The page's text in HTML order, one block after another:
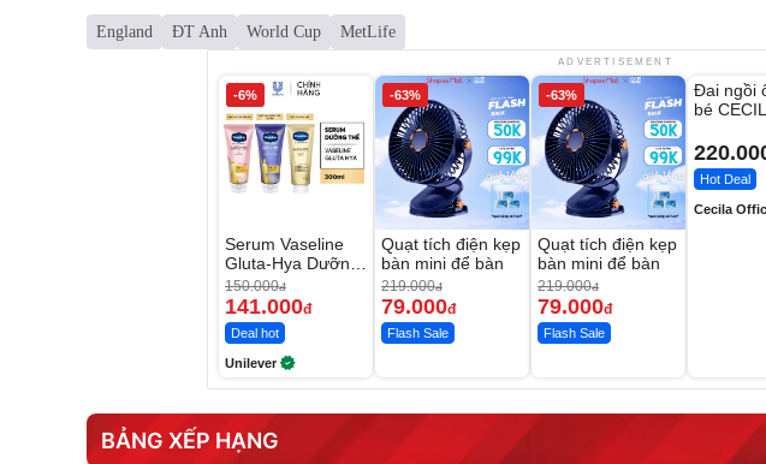
England ĐT Anh World Cup MetLife
ADVERTISEMENT
-6%
Serum Vaseline
Gluta-Hya Dưỡng
Da Sáng Mịn Sau
7 Ngày
150.000đ
141.000đ
Deal hot
Unilever
-63%
Quạt tích điện kẹp
bàn mini để bàn
219.000đ
79.000đ
Flash Sale
-63%
Quạt tích điện kẹp
bàn mini để bàn
219.000đ
79.000đ
Flash Sale
Đai ngồi
bé
Hot Deal
Cecila
BẢNG XẾP HẠNG